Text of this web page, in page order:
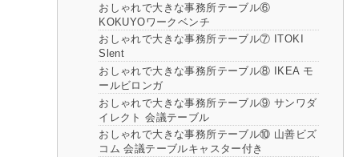
おしゃれで大きな事務所テーブル⑥
KOKUYOワークベンチ
おしゃれで大きな事務所テーブル⑦ ITOKI
Slent
おしゃれで大きな事務所テーブル⑧ IKEA モ
ールビロンガ
おしゃれで大きな事務所テーブル⑨ サンワダ
イレクト 会議テーブル
おしゃれで大きな事務所テーブル⑩ 山善ビズ
コム 会議テーブルキャスター付き